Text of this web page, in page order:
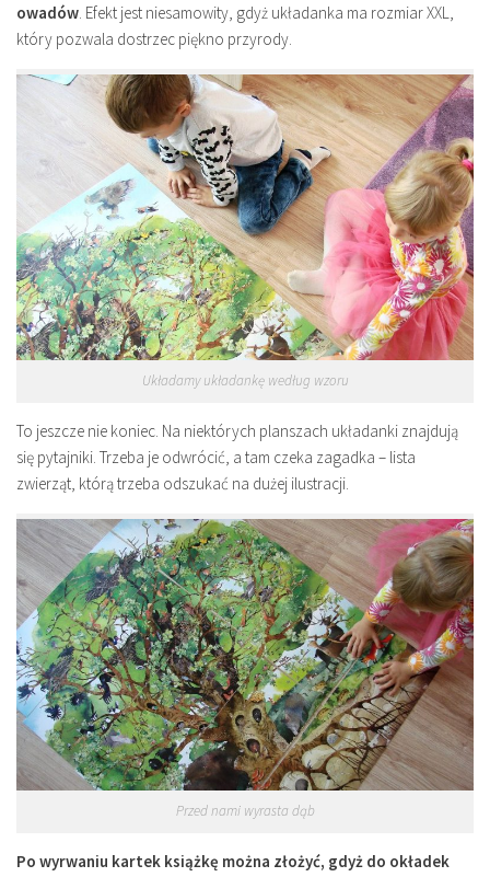
owadów . Efekt jest niesamowity, gdyż układanka ma rozmiar XXL,
który pozwala dostrzec piękno przyrody.
Układamy układankę według wzoru
To jeszcze nie koniec. Na niektórych planszach układanki znajdują
się pytajniki. Trzeba je odwrócić, a tam czeka zagadka – lista
zwierząt, którą trzeba odszukać na dużej ilustracji.
Przed nami wyrasta dąb
Po wyrwaniu kartek książkę można złożyć, gdyż do okładek